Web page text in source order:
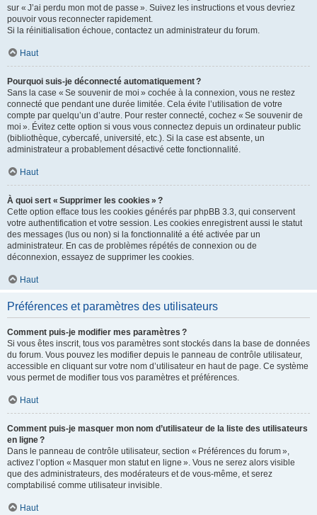
sur « J’ai perdu mon mot de passe ». Suivez les instructions et vous devriez
pouvoir vous reconnecter rapidement.
Si la réinitialisation échoue, contactez un administrateur du forum.
Haut
Pourquoi suis-je déconnecté automatiquement ?
Sans la case « Se souvenir de moi » cochée à la connexion, vous ne restez
connecté que pendant une durée limitée. Cela évite l’utilisation de votre
compte par quelqu’un d’autre. Pour rester connecté, cochez « Se souvenir de
moi ». Évitez cette option si vous vous connectez depuis un ordinateur public
(bibliothèque, cybercafé, université, etc.). Si la case est absente, un
administrateur a probablement désactivé cette fonctionnalité.
Haut
À quoi sert « Supprimer les cookies » ?
Cette option efface tous les cookies générés par phpBB 3.3, qui conservent
votre authentification et votre session. Les cookies enregistrent aussi le statut
des messages (lus ou non) si la fonctionnalité a été activée par un
administrateur. En cas de problèmes répétés de connexion ou de
déconnexion, essayez de supprimer les cookies.
Haut
Préférences et paramètres des utilisateurs
Comment puis-je modifier mes paramètres ?
Si vous êtes inscrit, tous vos paramètres sont stockés dans la base de données
du forum. Vous pouvez les modifier depuis le panneau de contrôle utilisateur,
accessible en cliquant sur votre nom d’utilisateur en haut de page. Ce système
vous permet de modifier tous vos paramètres et préférences.
Haut
Comment puis-je masquer mon nom d’utilisateur de la liste des utilisateurs
en ligne ?
Dans le panneau de contrôle utilisateur, section « Préférences du forum »,
activez l’option « Masquer mon statut en ligne ». Vous ne serez alors visible
que des administrateurs, des modérateurs et de vous-même, et serez
comptabilisé comme utilisateur invisible.
Haut